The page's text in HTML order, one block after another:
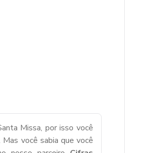
Missa, por isso você
você sabia que você